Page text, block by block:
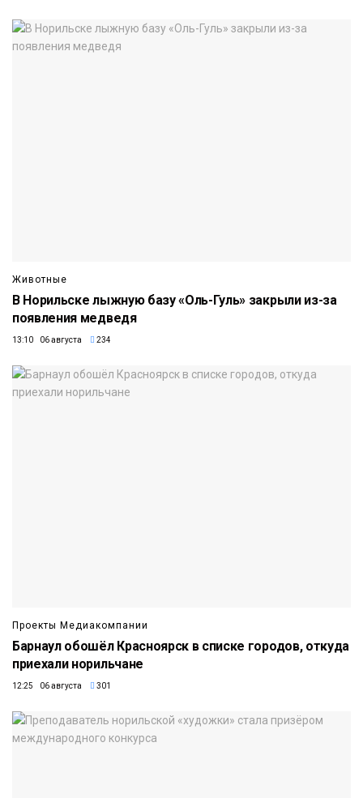
Животные
В Норильске лыжную базу «Оль-Гуль» закрыли из-за
появления медведя
13:10 06 августа 234
Проекты Медиакомпании
Барнаул обошёл Красноярск в списке городов, откуда
приехали норильчане
12:25 06 августа 301